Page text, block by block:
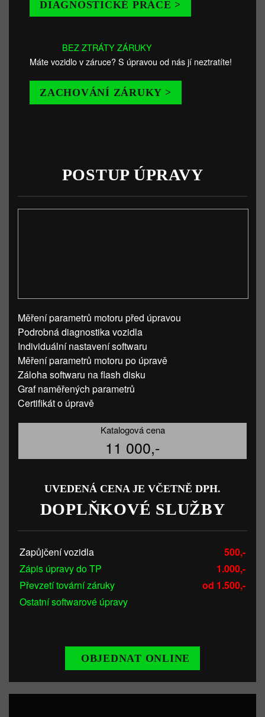
DIAGNOSTICKÉ PRÁCE >
BEZ ZTRÁTY ZÁRUKY
Máte vozidlo v záruce? S úpravou od nás jí neztratíte!
ZACHOVÁNÍ ZÁRUKY >
POSTUP ÚPRAVY
Měření parametrů motoru před úpravou
Podrobná diagnostika vozidla
Individuální nastavení softwaru
Měření parametrů motoru po úpravě
Záloha softwaru na flash disku
Graf naměřených parametrů
Certifikát o úpravě
Katalogová cena
11 000,-
UVEDENÁ CENA JE VČETNĚ DPH.
DOPLŇKOVÉ SLUŽBY
Zapůjčení vozidla
500,-
Zápis úpravy do TP
1.000,-
Převzetí tovární záruky
od 1.500,-
Ostatní softwarové úpravy
OBJEDNAT ONLINE